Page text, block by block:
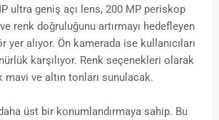
ultra geniş açı lens, 200 MP periskop
renk doğruluğunu artırmayı hedefleyen
yer alıyor. Ön kamerada ise kullanıcıları
karşılıyor. Renk seçenekleri olarak
mavi ve altın tonları sunulacak.
üst bir konumlandırmaya sahip. Bu